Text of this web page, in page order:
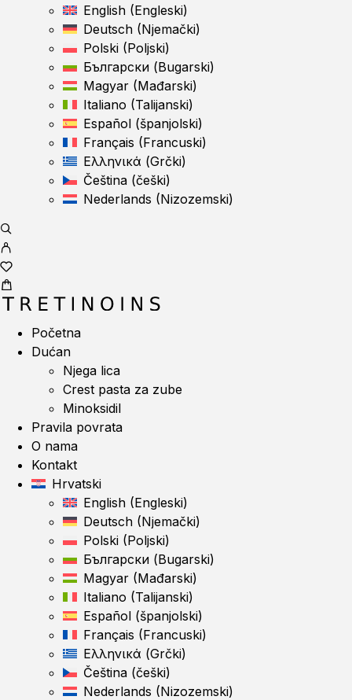
English (Engleski)
Deutsch (Njemački)
Polski (Poljski)
Български (Bugarski)
Magyar (Mađarski)
Italiano (Talijanski)
Español (španjolski)
Français (Francuski)
Ελληνικά (Grčki)
Čeština (češki)
Nederlands (Nizozemski)
Početna
Dućan
Njega lica
Crest pasta za zube
Minoksidil
Pravila povrata
O nama
Kontakt
Hrvatski
English (Engleski)
Deutsch (Njemački)
Polski (Poljski)
Български (Bugarski)
Magyar (Mađarski)
Italiano (Talijanski)
Español (španjolski)
Français (Francuski)
Ελληνικά (Grčki)
Čeština (češki)
Nederlands (Nizozemski)